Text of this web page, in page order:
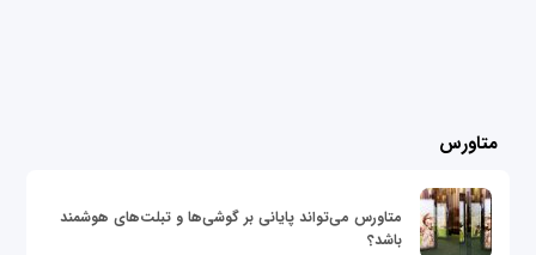
متاورس
متاورس می‌تواند پایانی بر گوشی‌ها و تبلت‌های هوشمند
باشد؟